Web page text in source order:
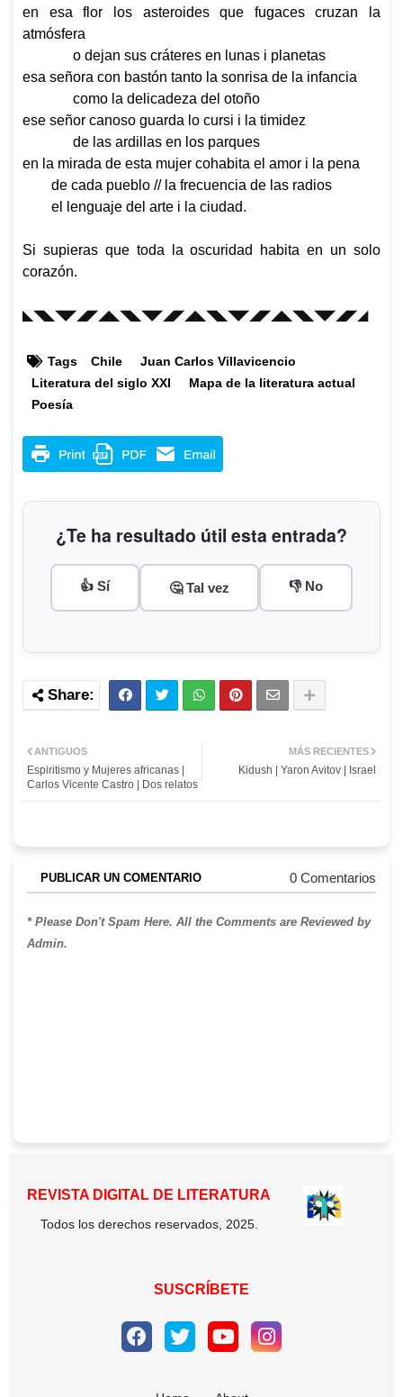
en esa flor los asteroides que fugaces cruzan la
atmósfera
o dejan sus cráteres en lunas i planetas
esa señora con bastón tanto la sonrisa de la infancia
como la delicadeza del otoño
ese señor canoso guarda lo cursi i la timidez
de las ardillas en los parques
en la mirada de esta mujer cohabita el amor i la pena
de cada pueblo // la frecuencia de las radios
el lenguaje del arte i la ciudad.
Si supieras que toda la oscuridad habita en un solo
corazón.
◣◥◣◥◤◢◤◢◣◥◣◥◤◢◤◢◣◥◣◥◤◢◤◢◣◥◣◥◤◢◤◢
Tags Chile
Juan Carlos Villavicencio
Literatura del siglo XXI
Mapa de la literatura actual
Poesía
¿Te ha resultado útil esta entrada?
👍 Sí 🤔 Tal vez 👎 No
MÁS RECIENTES
Kidush | Yaron Avitov | Israel
ANTIGUOS
Espiritismo y Mujeres africanas |
Carlos Vicente Castro | Dos relatos
PUBLICAR UN COMENTARIO 0 Comentarios
* Please Don't Spam Here. All the Comments are Reviewed by
Admin.
REVISTA DIGITAL DE LITERATURA
Todos los derechos reservados, 2025.
SUSCRÍBETE